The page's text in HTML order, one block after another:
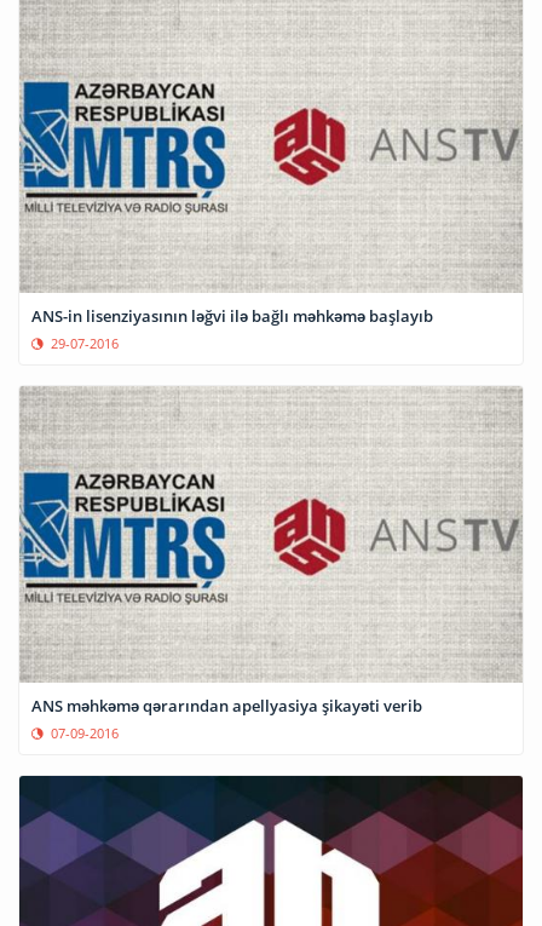
ANS-in lisenziyasının ləğvi ilə bağlı məhkəmə başlayıb
29-07-2016
ANS məhkəmə qərarından apellyasiya şikayəti verib
07-09-2016